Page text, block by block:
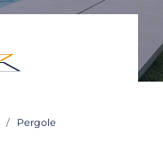
Pergole